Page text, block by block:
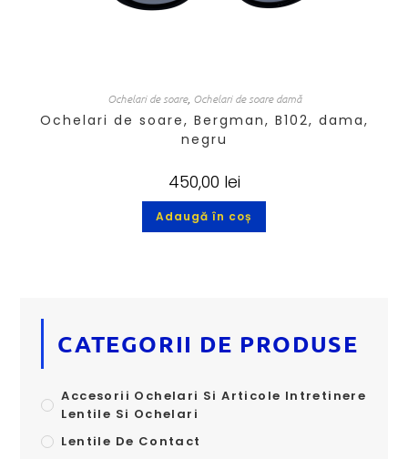
Ochelari de soare, Ochelari de soare damă
Ochelari de soare, Bergman, B102, dama,
negru
450,00 lei
Adaugă în coș
CATEGORII DE PRODUSE
Accesorii Ochelari Si Articole Intretinere
Lentile Si Ochelari
Lentile De Contact